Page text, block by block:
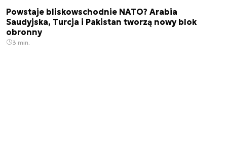
Powstaje bliskowschodnie NATO? Arabia
Saudyjska, Turcja i Pakistan tworzą nowy blok
obronny
3 min.